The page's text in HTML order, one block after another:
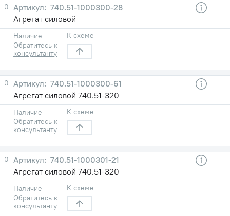
0
740.51-1000300-28
Агрегат силовой
Наличие
Обратитесь к
консультанту
К схеме
0
740.51-1000300-61
Агрегат силовой 740.51-320
Наличие
Обратитесь к
консультанту
К схеме
0
740.51-1000301-21
Агрегат силовой 740.51-320
Наличие
Обратитесь к
консультанту
К схеме